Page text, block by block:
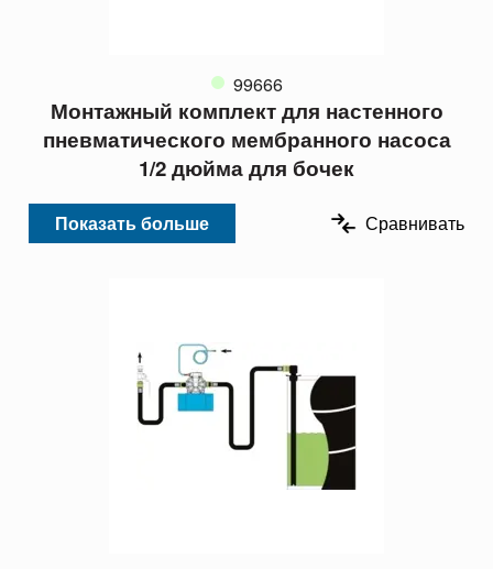
99666
Монтажный комплект для настенного
пневматического мембранного насоса
1/2 дюйма для бочек
Показать больше Сравнивать